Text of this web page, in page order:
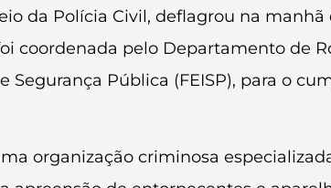
da Polícia Civil, deflagrou na
coordenada pelo Departamento de
Pública (FEISP), para o
organização criminosa